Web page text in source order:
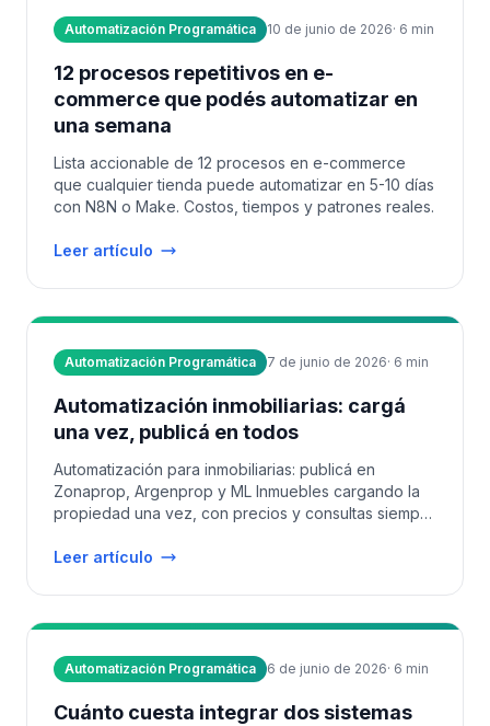
Automatización Programática 10 de junio de 2026· 6 min
12 procesos repetitivos en e-
commerce que podés automatizar en
una semana
Lista accionable de 12 procesos en e-commerce
que cualquier tienda puede automatizar en 5-10 días
con N8N o Make. Costos, tiempos y patrones reales.
Leer artículo
Automatización Programática 7 de junio de 2026· 6 min
Automatización inmobiliarias: cargá
una vez, publicá en todos
Automatización para inmobiliarias: publicá en
Zonaprop, Argenprop y ML Inmuebles cargando la
propiedad una vez, con precios y consultas siempre
Leer artículo
Automatización Programática 6 de junio de 2026· 6 min
Cuánto cuesta integrar dos sistemas